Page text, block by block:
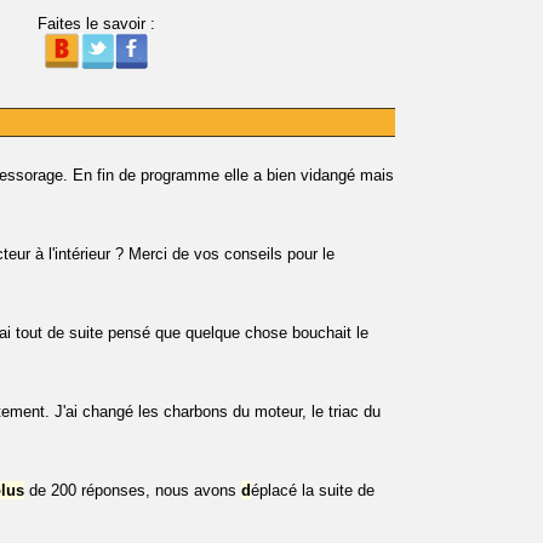
Faites le savoir :
En fin de programme elle a bien vidangé mais
à l'intérieur ? Merci de vos conseils pour le
tout de suite pensé que quelque chose bouchait le
J'ai changé les charbons du moteur, le triac du
de 200 réponses, nous avons déplacé la suite de